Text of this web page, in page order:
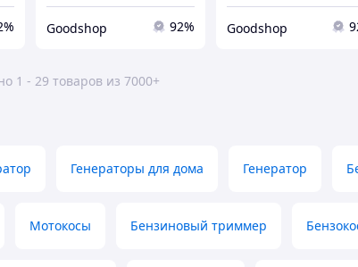
Goodshop 92% Goodshop
1 - 29 товаров из 7000+
Генераторы для дома Генератор
Мотокосы Бензиновый триммер